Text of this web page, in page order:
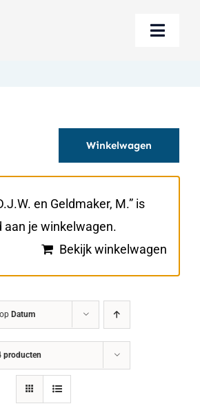
Toggle
Winkelwagen
en Geldmaker, M.” is
aan je winkelwagen.
Bekijk winkelwagen
Datum
producten